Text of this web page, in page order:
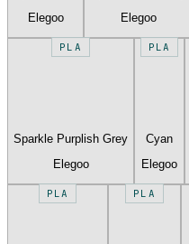
Elegoo
Elegoo
PLA
Sparkle Purplish Grey
Elegoo
PLA
Cyan
Elegoo
PLA PLA